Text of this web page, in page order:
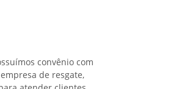
convênio com
empresa de resgate,